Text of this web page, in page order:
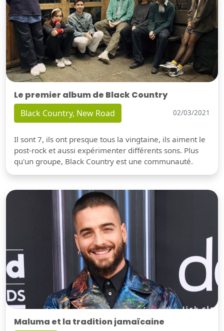
Le premier album de Black Country
Black Country, New Road 02/03/2021
Il sont 7, ils ont presque tous la vingtaine, ils aiment le
post-rock et aussi expérimenter différents sons. Plus
qu'un groupe, Black Country est une communauté.
Maluma et la tradition jamaïcaine